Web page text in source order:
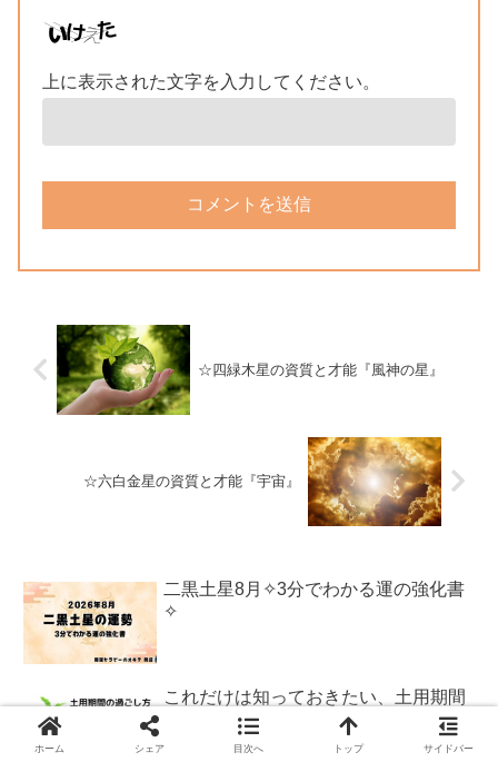
上に表示された文字を入力してください。
☆四緑木星の資質と才能『風神の星』
☆六白金星の資質と才能『宇宙』
二黒土星8月✧3分でわかる運の強化書
✧
これだけは知っておきたい、土用期間
の過ごし方とNG行動とは？
ホーム シェア 目次へ トップ サイドバー